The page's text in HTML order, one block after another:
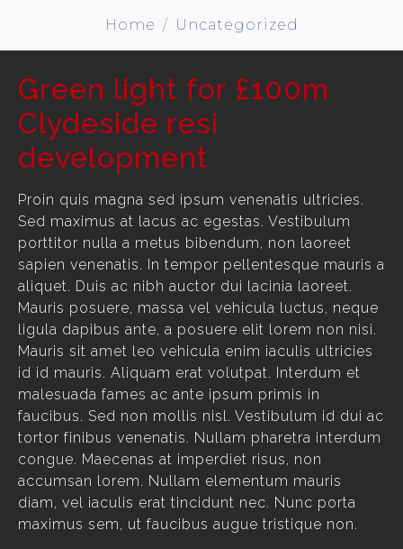
Home Uncategorized
Green light for £100m
Clydeside resi
development
Proin quis magna sed ipsum venenatis ultricies.
Sed maximus at lacus ac egestas. Vestibulum
porttitor nulla a metus bibendum, non laoreet
sapien venenatis. In tempor pellentesque mauris a
aliquet. Duis ac nibh auctor dui lacinia laoreet.
Mauris posuere, massa vel vehicula luctus, neque
ligula dapibus ante, a posuere elit lorem non nisi.
Mauris sit amet leo vehicula enim iaculis ultricies
id id mauris. Aliquam erat volutpat. Interdum et
malesuada fames ac ante ipsum primis in
faucibus. Sed non mollis nisl. Vestibulum id dui ac
tortor finibus venenatis. Nullam pharetra interdum
congue. Maecenas at imperdiet risus, non
accumsan lorem. Nullam elementum mauris
diam, vel iaculis erat tincidunt nec. Nunc porta
maximus sem, ut faucibus augue tristique non.